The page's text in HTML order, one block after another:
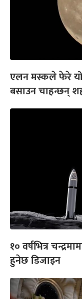
एलन मस्कले फेरे
बसाउन चाहन्छन्
१० वर्षभित्र
हुनेछ डिजाइन